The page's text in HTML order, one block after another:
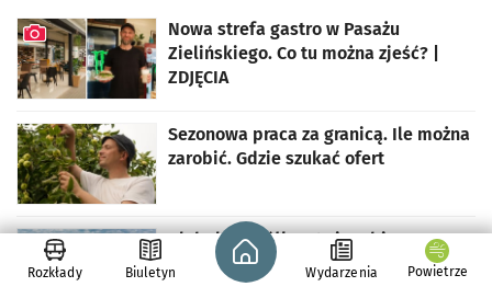
Nowa strefa gastro w Pasażu
Zielińskiego. Co tu można zjeść? |
ZDJĘCIA
Sezonowa praca za granicą. Ile można
zarobić. Gdzie szukać ofert
Globalna spółka otwiera biuro przy
stacji kolejowej Mikołajów
Rozkłady Biuletyn
Strona główna - wroclaw.pl
Wydarzenia Powietrze